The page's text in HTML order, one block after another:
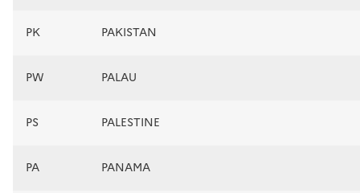
PK PAKISTAN
PW PALAU
PS PALESTINE
PA PANAMA